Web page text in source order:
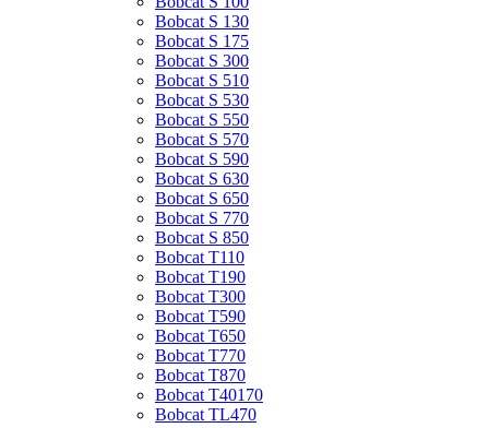
Bobcat S 130
Bobcat S 175
Bobcat S 300
Bobcat S 510
Bobcat S 530
Bobcat S 550
Bobcat S 570
Bobcat S 590
Bobcat S 630
Bobcat S 650
Bobcat S 770
Bobcat S 850
Bobcat T110
Bobcat T190
Bobcat T300
Bobcat T590
Bobcat T650
Bobcat T770
Bobcat T870
Bobcat T40170
Bobcat TL470